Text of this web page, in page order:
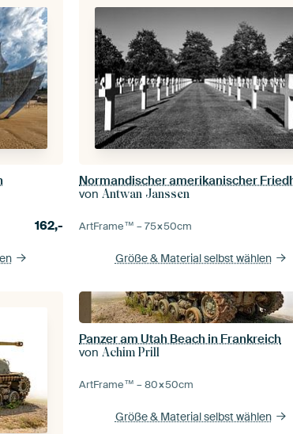
162,-
vonAntwan Janssen
ArtFrame™ –75×50cm
Größe & Material selbst wählen
Panzer am Utah Beach in Frankreich
vonAchim Prill
ArtFrame™ –80×50cm
Größe & Material selbst wählen